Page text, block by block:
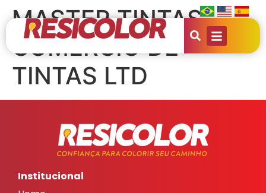
MASTER TINTAS
COMERCIO DE
TINTAS LTD
Institucional